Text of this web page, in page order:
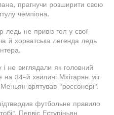
прагнучи розширити свою
чемпіона.
не привіз гол у свої
й хорватська легенда ледь
і не виглядали як головний
34-й хвилині Мхітарян міг
врятував "россонері".
футбольне правило
Первіс Еступіньян